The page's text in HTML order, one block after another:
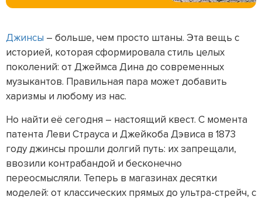
Джинсы – больше, чем просто штаны. Эта вещь с
историей, которая сформировала стиль целых
поколений: от Джеймса Дина до современных
музыкантов. Правильная пара может добавить
харизмы и любому из нас.
Но найти её сегодня – настоящий квест. С момента
патента Леви Страуса и Джейкоба Дэвиса в 1873
году джинсы прошли долгий путь: их запрещали,
ввозили контрабандой и бесконечно
переосмысляли. Теперь в магазинах десятки
моделей: от классических прямых до ультра-стрейч, с